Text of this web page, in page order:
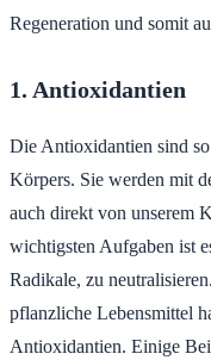
Regeneration und somit
1. Antioxidantien
Die Antioxidantien sind
Körpers. Sie werden mit
auch direkt von unserem
wichtigsten Aufgaben ist
Radikale, zu
pflanzliche Lebensmittel
Antioxidantien. Einige